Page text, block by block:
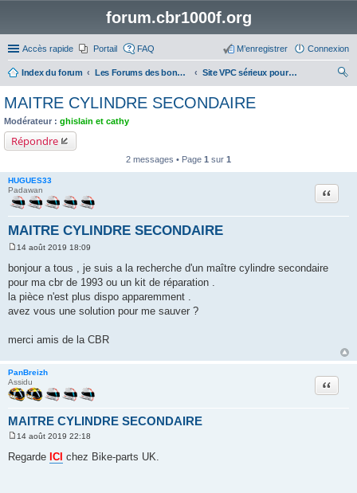
forum.cbr1000f.org
Accès rapide Portail FAQ Connexion
M’enregistrer
Index du forum Les Forums des bonnes adresses
Site VPC sérieux pour pièces et accessoires moto
MAITRE CYLINDRE SECONDAIRE
Modérateur : ghislain et cathy
Répondre
2 messages • Page 1 sur 1
HUGUES33
Padawan
MAITRE CYLINDRE SECONDAIRE
Citation
s
s
g
e
14 août 2019 18:09
bonjour a tous , je suis a la recherche d'un maître cylindre secondaire
pour ma cbr de 1993 ou un kit de réparation .
la pièce n'est plus dispo apparemment .
avez vous une solution pour me sauver ?
merci amis de la CBR
PanBreizh
Assidu
MAITRE CYLINDRE SECONDAIRE
Citation
s
14 août 2019 22:18
Regarde ICI chez Bike-parts UK.